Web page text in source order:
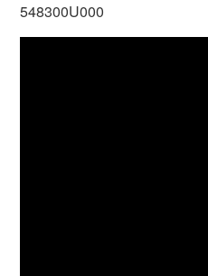
548300U000